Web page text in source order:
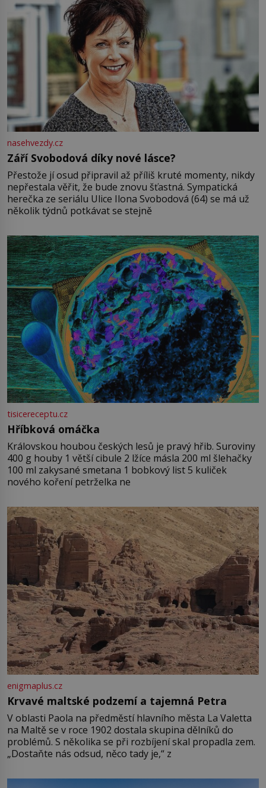
nasehvezdy.cz
Září Svobodová díky nové lásce?
Přestože jí osud připravil až příliš kruté momenty, nikdy
nepřestala věřit, že bude znovu šťastná. Sympatická
herečka ze seriálu Ulice Ilona Svobodová (64) se má už
několik týdnů potkávat se stejně
tisicereceptu.cz
Hříbková omáčka
Královskou houbou českých lesů je pravý hřib. Suroviny
400 g houby 1 větší cibule 2 lžíce másla 200 ml šlehačky
100 ml zakysané smetana 1 bobkový list 5 kuliček
nového koření petrželka ne
enigmaplus.cz
Krvavé maltské podzemí a tajemná Petra
V oblasti Paola na předměstí hlavního města La Valetta
na Maltě se v roce 1902 dostala skupina dělníků do
problémů. S několika se při rozbíjení skal propadla zem.
„Dostaňte nás odsud, něco tady je,“ z